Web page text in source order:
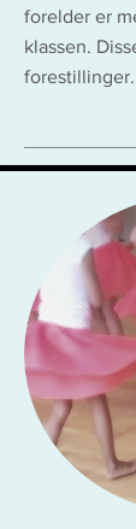
forelder er
klassen.
forestillinger.